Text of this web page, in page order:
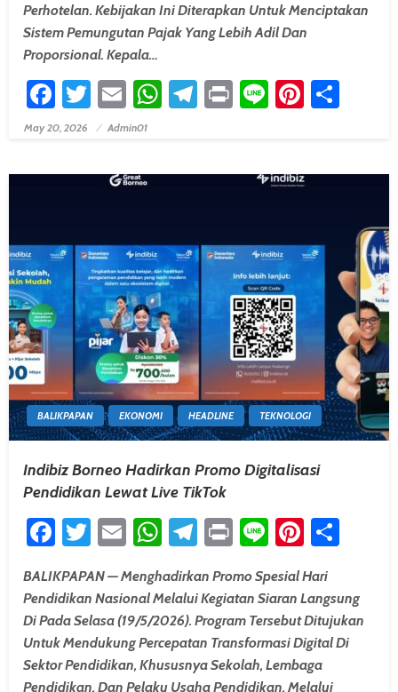
Perhotelan. Kebijakan Ini Diterapkan Untuk Menciptakan
Sistem Pemungutan Pajak Yang Lebih Adil Dan
Proporsional. Kepala…
Facebook
Twitter
EmailWhatsApp
Telegram
PrintLine
Posted On
May 20, 2026 Admin01
BALIKPAPAN EKONOMI HEADLINE TEKNOLOGI
Indibiz Borneo Hadirkan Promo Digitalisasi
Pendidikan Lewat Live TikTok
Facebook
Twitter
EmailWhatsApp
Telegram
PrintLine
BALIKPAPAN — Menghadirkan Promo Spesial Hari
Pendidikan Nasional Melalui Kegiatan Siaran Langsung
Di Pada Selasa (19/5/2026). Program Tersebut Ditujukan
Untuk Mendukung Percepatan Transformasi Digital Di
Sektor Pendidikan, Khususnya Sekolah, Lembaga
Pendidikan, Dan Pelaku Usaha Pendidikan. Melalui